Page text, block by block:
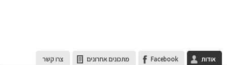
אודות Facebook מתכונים אחרונים צרו קשר